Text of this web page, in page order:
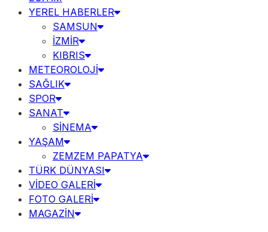
YEREL HABERLER
SAMSUN
İZMİR
KIBRIS
METEOROLOJİ
SAĞLIK
SPOR
SANAT
SİNEMA
YAŞAM
ZEMZEM PAPATYA
TÜRK DÜNYASI
VİDEO GALERİ
FOTO GALERİ
MAGAZİN